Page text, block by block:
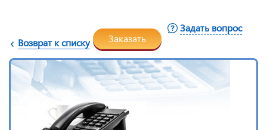
Возврат к списку Заказать
Задать вопрос